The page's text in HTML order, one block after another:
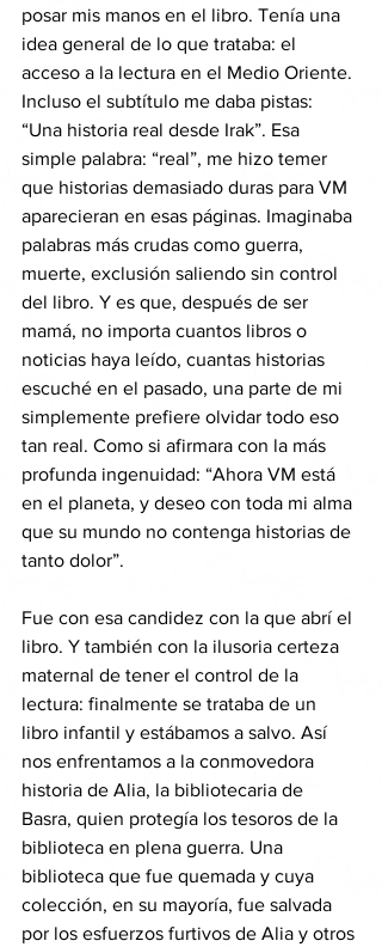
posar mis manos en el libro. Tenía una
idea general de lo que trataba: el
acceso a la lectura en el Medio Oriente.
Incluso el subtítulo me daba pistas:
“Una historia real desde Irak”. Esa
simple palabra: “real”, me hizo temer
que historias demasiado duras para VM
aparecieran en esas páginas. Imaginaba
palabras más crudas como guerra,
muerte, exclusión saliendo sin control
del libro. Y es que, después de ser
mamá, no importa cuantos libros o
noticias haya leído, cuantas historias
escuché en el pasado, una parte de mi
simplemente prefiere olvidar todo eso
tan real. Como si afirmara con la más
profunda ingenuidad: “Ahora VM está
en el planeta, y deseo con toda mi alma
que su mundo no contenga historias de
tanto dolor”.
Fue con esa candidez con la que abrí el
libro. Y también con la ilusoria certeza
maternal de tener el control de la
lectura: finalmente se trataba de un
libro infantil y estábamos a salvo. Así
nos enfrentamos a la conmovedora
historia de Alia, la bibliotecaria de
Basra, quien protegía los tesoros de la
biblioteca en plena guerra. Una
biblioteca que fue quemada y cuya
colección, en su mayoría, fue salvada
por los esfuerzos furtivos de Alia y otros